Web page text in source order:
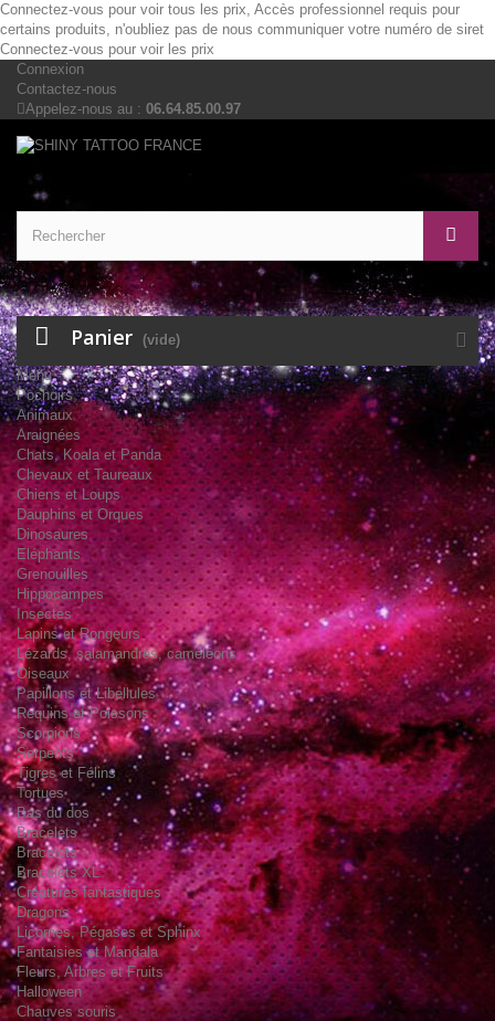
Connectez-vous pour voir tous les prix, Accès professionnel requis pour
certains produits, n'oubliez pas de nous communiquer votre numéro de siret
Connectez-vous pour voir les prix
Connexion
Contactez-nous
Appelez-nous au : 06.64.85.00.97
Panier (vide)
Menu
Pochoirs
Animaux
Araignées
Chats, Koala et Panda
Chevaux et Taureaux
Chiens et Loups
Dauphins et Orques
Dinosaures
Eléphants
Grenouilles
Hippocampes
Insectes
Lapins et Rongeurs
Lézards, salamandres, caméléons
Oiseaux
Papillons et Libellules
Requins et Poissons
Scorpions
Serpents
Tigres et Félins
Tortues
Bas du dos
Bracelets
Bracelets
Bracelets XL
Créatures fantastiques
Dragons
Licornes, Pégases et Sphinx
Fantaisies et Mandala
Fleurs, Arbres et Fruits
Halloween
Chauves souris